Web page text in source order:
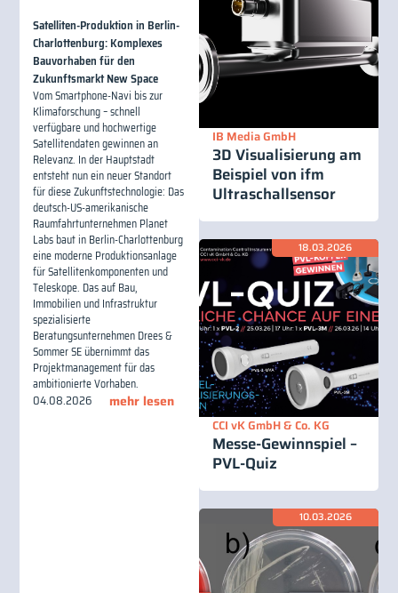
Satelliten-Produktion in Berlin-
Charlottenburg: Komplexes
Bauvorhaben für den
Zukunftsmarkt New Space
Vom Smartphone-Navi bis zur
Klimaforschung – schnell
verfügbare und hochwertige
Satellitendaten gewinnen an
Relevanz. In der Hauptstadt
entsteht nun ein neuer Standort
für diese Zukunftstechnologie: Das
deutsch-US-amerikanische
Raumfahrtunternehmen Planet
Labs baut in Berlin-Charlottenburg
eine moderne Produktionsanlage
für Satellitenkomponenten und
Teleskope. Das auf Bau,
Immobilien und Infrastruktur
spezialisierte
Beratungsunternehmen Drees &
Sommer SE übernimmt das
Projektmanagement für das
ambitionierte Vorhaben.
04.08.2026 mehr lesen
IB Media GmbH
3D Visualisierung am
Beispiel von ifm
Ultraschallsensor
18.03.2026
CCI vK GmbH & Co. KG
Messe-Gewinnspiel –
PVL-Quiz
10.03.2026